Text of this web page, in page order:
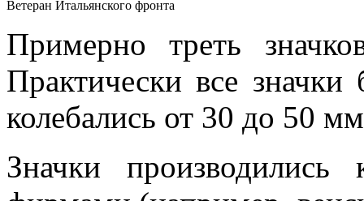
Ветеран Итальянского фронта
Примерно треть
Практически все
колебались от 30 до 50
Значки